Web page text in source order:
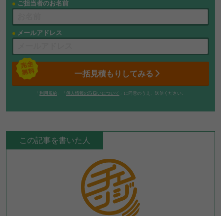
ご担当者のお名前
メールアドレス
一括見積もりしてみる
利用規約 個人情報の取扱いについて 」に同意のうえ、送信ください。
この記事を書いた人